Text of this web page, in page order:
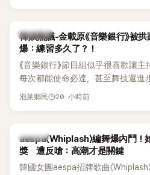
熱議討論
韓娛熱議-金載原《音樂銀行》被拱
爆：練習多久了？！
《音樂銀行》節目組似乎很喜歡讓
每次都能使命必達，甚至舞技還進
單位對此樂此不疲。
泡菜鄉民 20 小時前
K-POP
aespa〈Whiplash〉編舞爆內鬥！
獎 遭反嗆：高潮才是關鍵
韓國女團aespa招牌歌曲〈Whiplash